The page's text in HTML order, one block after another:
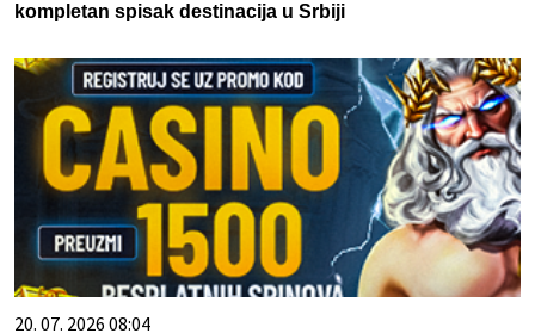
kompletan spisak destinacija u Srbiji
20. 07. 2026 08:04